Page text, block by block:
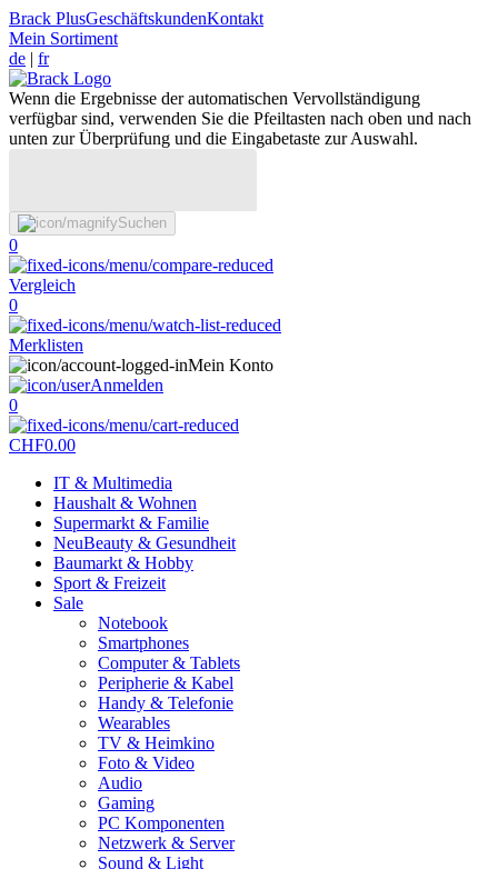
Brack PlusGeschäftskundenKontakt
Mein Sortiment
de | fr
Wenn die Ergebnisse der automatischen Vervollständigung
verfügbar sind, verwenden Sie die Pfeiltasten nach oben und nach
unten zur Überprüfung und die Eingabetaste zur Auswahl.
Suchen
0
Vergleich
0
Merklisten
Mein Konto
Anmelden
0
CHF0.00
IT & Multimedia
Haushalt & Wohnen
Supermarkt & Familie
NeuBeauty & Gesundheit
Baumarkt & Hobby
Sport & Freizeit
Sale
Notebook
Smartphones
Computer & Tablets
Peripherie & Kabel
Handy & Telefonie
Wearables
TV & Heimkino
Foto & Video
Audio
Gaming
PC Komponenten
Netzwerk & Server
Sound & Light